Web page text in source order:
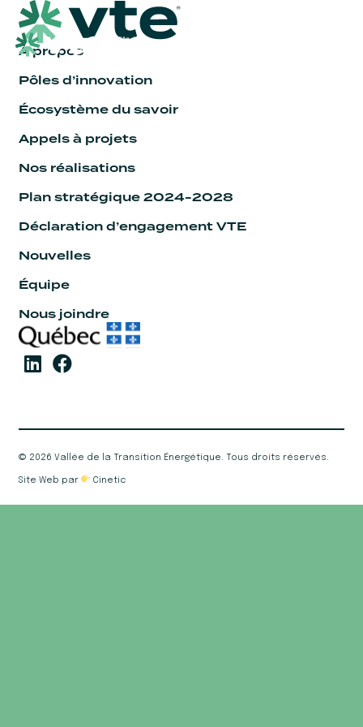
À propos
Pôles d’innovation
Écosystème du savoir
Appels à projets
Nos réalisations
Plan stratégique 2024-2028
Déclaration d’engagement VTE
Nouvelles
Équipe
Nous joindre
© 2026 Vallée de la Transition Énergétique. Tous droits réservés.
Site Web par Cinetic